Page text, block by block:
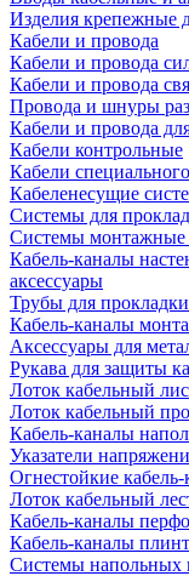
Изделия крепежные
Кабели и провода
Кабели и провода
Кабели и провода
Провода и шнуры
Кабели и провода
Кабели контрольные
Кабели
Кабеленесущие
Системы для
Системы монтажные
Кабель-каналы
аксессуары
Трубы для
Кабель-каналы
Аксессуары для
Рукава для защиты
Лоток кабельный
Лоток кабельный
Кабель-каналы
Указатели
Огнестойкие
Лоток кабельный
Кабель-каналы
Кабель-каналы
Системы напольных